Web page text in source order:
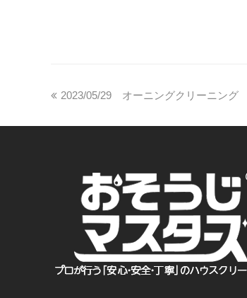
2023/05/29 オーニングクリーニング